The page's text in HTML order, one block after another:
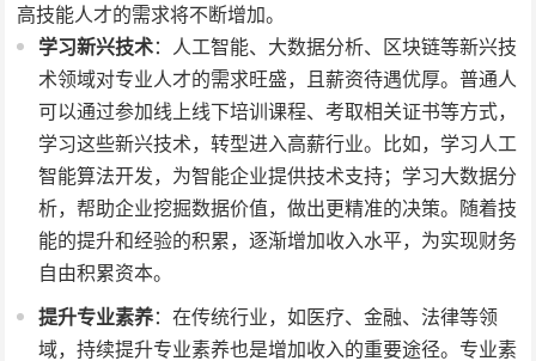
高技能人才的需求将不断增加。
学习新兴技术：人工智能、大数据分析、区块链等新兴技
术领域对专业人才的需求旺盛，且薪资待遇优厚。普通人
可以通过参加线上线下培训课程、考取相关证书等方式，
学习这些新兴技术，转型进入高薪行业。比如，学习人工
智能算法开发，为智能企业提供技术支持；学习大数据分
析，帮助企业挖掘数据价值，做出更精准的决策。随着技
能的提升和经验的积累，逐渐增加收入水平，为实现财务
自由积累资本。
提升专业素养：在传统行业，如医疗、金融、法律等领
域，持续提升专业素养也是增加收入的重要途径。专业素